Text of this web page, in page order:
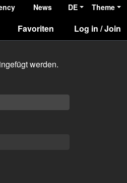
News DE Theme
Favoriten Log in / Join
werden.